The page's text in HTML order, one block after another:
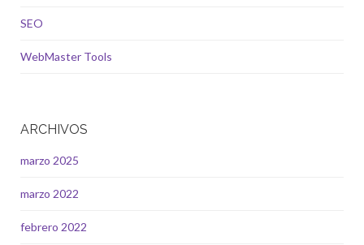
SEO
WebMaster Tools
ARCHIVOS
marzo 2025
marzo 2022
febrero 2022